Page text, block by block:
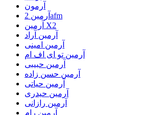
آرمون
آرمین 2afm
آرمین X2
آرمین آراد
آرمین امینی
آرمین تو ای اف ام
آرمین حبیبی
آرمین حسن زاده
آرمین حیاتی
آرمین حیدری
آرمین رازانی
آرمین رام